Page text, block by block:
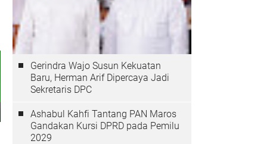
Gerindra Wajo Susun Kekuatan
Baru, Herman Arif Dipercaya Jadi
Sekretaris DPC
Ashabul Kahfi Tantang PAN Maros
Gandakan Kursi DPRD pada Pemilu
2029